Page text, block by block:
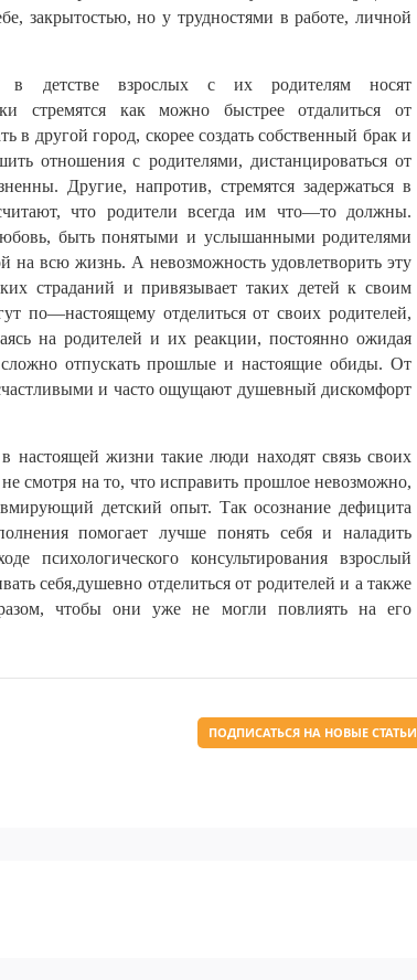
, закрытостью,но у трудностями в работе,личной
в детстве взрослых с их родителям
носят
стремятся как можно быстрее отдалиться
от
в другой город, скорее создать собственный брак и
отношения с родителями, дистанцироваться от
. Другие,напротив,стремятсязадержаться в
,что родители всегда им что—то должны.
, быть понятыми и услышанными родителями
на всю жизнь. А невозможность удовлетворить эту
страданий и привязывает таких детей к своим
по—настоящему отделиться от своих родителей,
на родителей и их реакции, постоянно ожидая
сложно отпускатьпрошлые и настоящие обиды.От
и часто ощущают душевный дискомфорт
в настоящей жизни такие люди находят связь своих
не смотря на то, что исправить прошлое невозможно,
детский опыт. Так осознание дефицита
помогает лучше понять себя и
наладить
психологического консультирования
взрослый
себя,душевно отделиться от родителей и а также
, чтобы они уже не могли повлиять на
его
ПОДПИСАТЬСЯ НА НОВЫЕ СТАТЬИ